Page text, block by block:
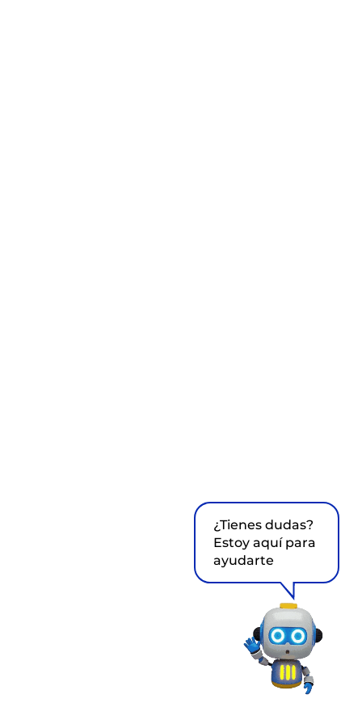
¿Tienes dudas?
Estoy aquí para
ayudarte